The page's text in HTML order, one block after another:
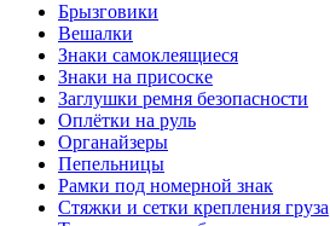
Брызговики
Вешалки
Знаки самоклеящиеся
Знаки на присоске
Заглушки ремня безопасности
Оплётки на руль
Органайзеры
Пепельницы
Рамки под номерной знак
Стяжки и сетки крепления груза